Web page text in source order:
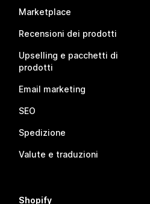
Marketplace
Recensioni dei prodotti
Upselling e pacchetti di
prodotti
Email marketing
SEO
Spedizione
Valute e traduzioni
Shopify